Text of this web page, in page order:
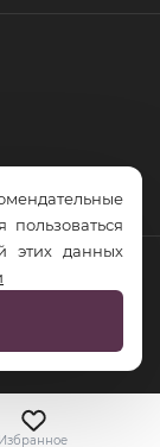
Избранное
этих данных